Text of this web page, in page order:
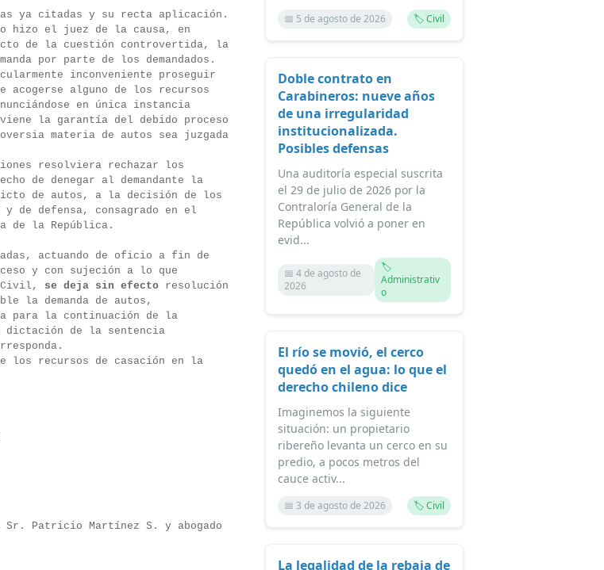
ya citadas y su recta aplicación.
hizo el juez de la causa, en
de la cuestión controvertida, la
por parte de los demandados.
inconveniente proseguir
acogerse alguno de los recursos
en única instancia
la garantía del debido proceso
materia de autos sea juzgada
resolviera rechazar los
de denegar al demandante la
de autos, a la decisión de los
de defensa, consagrado en el
de la República.
actuando de oficio a fin de
y con sujeción a lo que
Civil, se deja sin efecto resolución
la demanda de autos,
para la continuación de la
dictación de la sentencia
los recursos de casación en la
Sr. Patricio Martínez S. y abogado
📅 5 de agosto de 2026 🏷️ Civil
Doble contrato en
Carabineros: nueve años
de una irregularidad
institucionalizada.
Posibles defensas
Una auditoría especial suscrita
el 29 de julio de 2026 por la
Contraloría General de la
República volvió a poner en
evid...
📅 4 de agosto de
2026
🏷️
Administrativ
o
El río se movió, el cerco
quedó en el agua: lo que el
derecho chileno dice
Imaginemos la siguiente
situación: un propietario
ribereño levanta un cerco en su
predio, a pocos metros del
cauce activ...
📅 3 de agosto de 2026 🏷️ Civil
La legalidad de la rebaja de